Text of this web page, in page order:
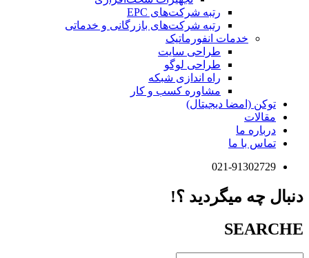
رتبه شرکت‌های EPC
رتبه شرکت‌های بازرگانی و خدماتی
خدمات انفورماتیک
طراحی سایت
طراحی لوگو
راه اندازی شبکه
مشاوره کسب و کار
توکن (امضا دیجیتال)
مقالات
درباره ما
تماس با ما
021-91302729
دنبال چه میگردید ؟!
SEARCHE